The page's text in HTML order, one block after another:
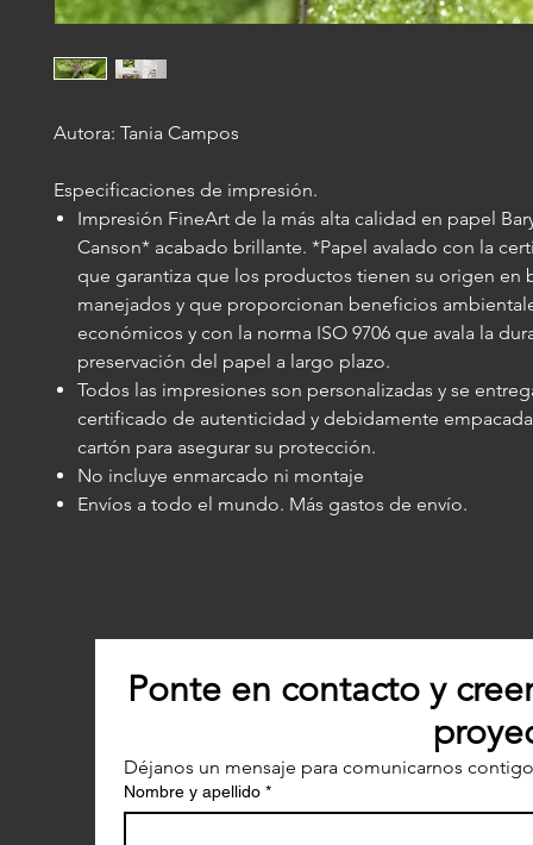
Autora: Tania Campos
Especificaciones de impresión.
Impresión FineArt de la más alta calidad en papel
Canson* acabado brillante. *Papel avalado con la
que garantiza que los productos tienen su origen en
manejados y que proporcionan beneficios
económicos y con la norma ISO 9706 que avala la
preservación del papel a largo plazo.
Todos las impresiones son personalizadas y se
certificado de autenticidad y debidamente
cartón para asegurar su protección.
No incluye enmarcado ni montaje
Envíos a todo el mundo. Más gastos de envío.
Ponte en contacto y
Déjanos un mensaje para comunicarnos
Nombre y apellido *